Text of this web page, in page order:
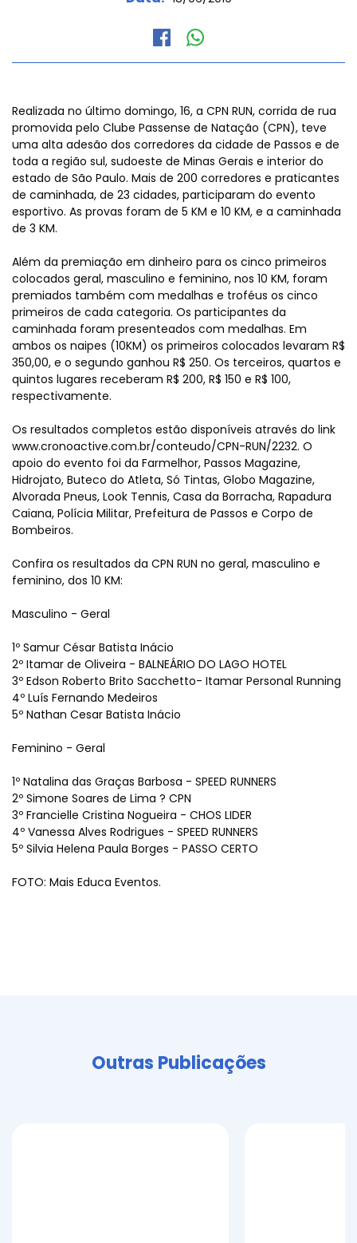
Realizada no último domingo, 16, a CPN RUN, corrida de rua
promovida pelo Clube Passense de Natação (CPN), teve
uma alta adesão dos corredores da cidade de Passos e de
toda a região sul, sudoeste de Minas Gerais e interior do
estado de São Paulo. Mais de 200 corredores e praticantes
de caminhada, de 23 cidades, participaram do evento
esportivo. As provas foram de 5 KM e 10 KM, e a caminhada
de 3 KM.
Além da premiação em dinheiro para os cinco primeiros
colocados geral, masculino e feminino, nos 10 KM, foram
premiados também com medalhas e troféus os cinco
primeiros de cada categoria. Os participantes da
caminhada foram presenteados com medalhas. Em
ambos os naipes (10KM) os primeiros colocados levaram R$
350,00, e o segundo ganhou R$ 250. Os terceiros, quartos e
quintos lugares receberam R$ 200, R$ 150 e R$ 100,
respectivamente.
Os resultados completos estão disponíveis através do link
www.cronoactive.com.br/conteudo/CPN-RUN/2232. O
apoio do evento foi da Farmelhor, Passos Magazine,
Hidrojato, Buteco do Atleta, Só Tintas, Globo Magazine,
Alvorada Pneus, Look Tennis, Casa da Borracha, Rapadura
Caiana, Polícia Militar, Prefeitura de Passos e Corpo de
Bombeiros.
Confira os resultados da CPN RUN no geral, masculino e
feminino, dos 10 KM:
Masculino - Geral
1º Samur César Batista Inácio
2º Itamar de Oliveira - BALNEÁRIO DO LAGO HOTEL
3º Edson Roberto Brito Sacchetto- Itamar Personal Running
4º Luís Fernando Medeiros
5º Nathan Cesar Batista Inácio
Feminino - Geral
1º Natalina das Graças Barbosa - SPEED RUNNERS
2º Simone Soares de Lima ? CPN
3º Francielle Cristina Nogueira - CHOS LIDER
4º Vanessa Alves Rodrigues - SPEED RUNNERS
5º Silvia Helena Paula Borges - PASSO CERTO
FOTO: Mais Educa Eventos.
Outras Publicações